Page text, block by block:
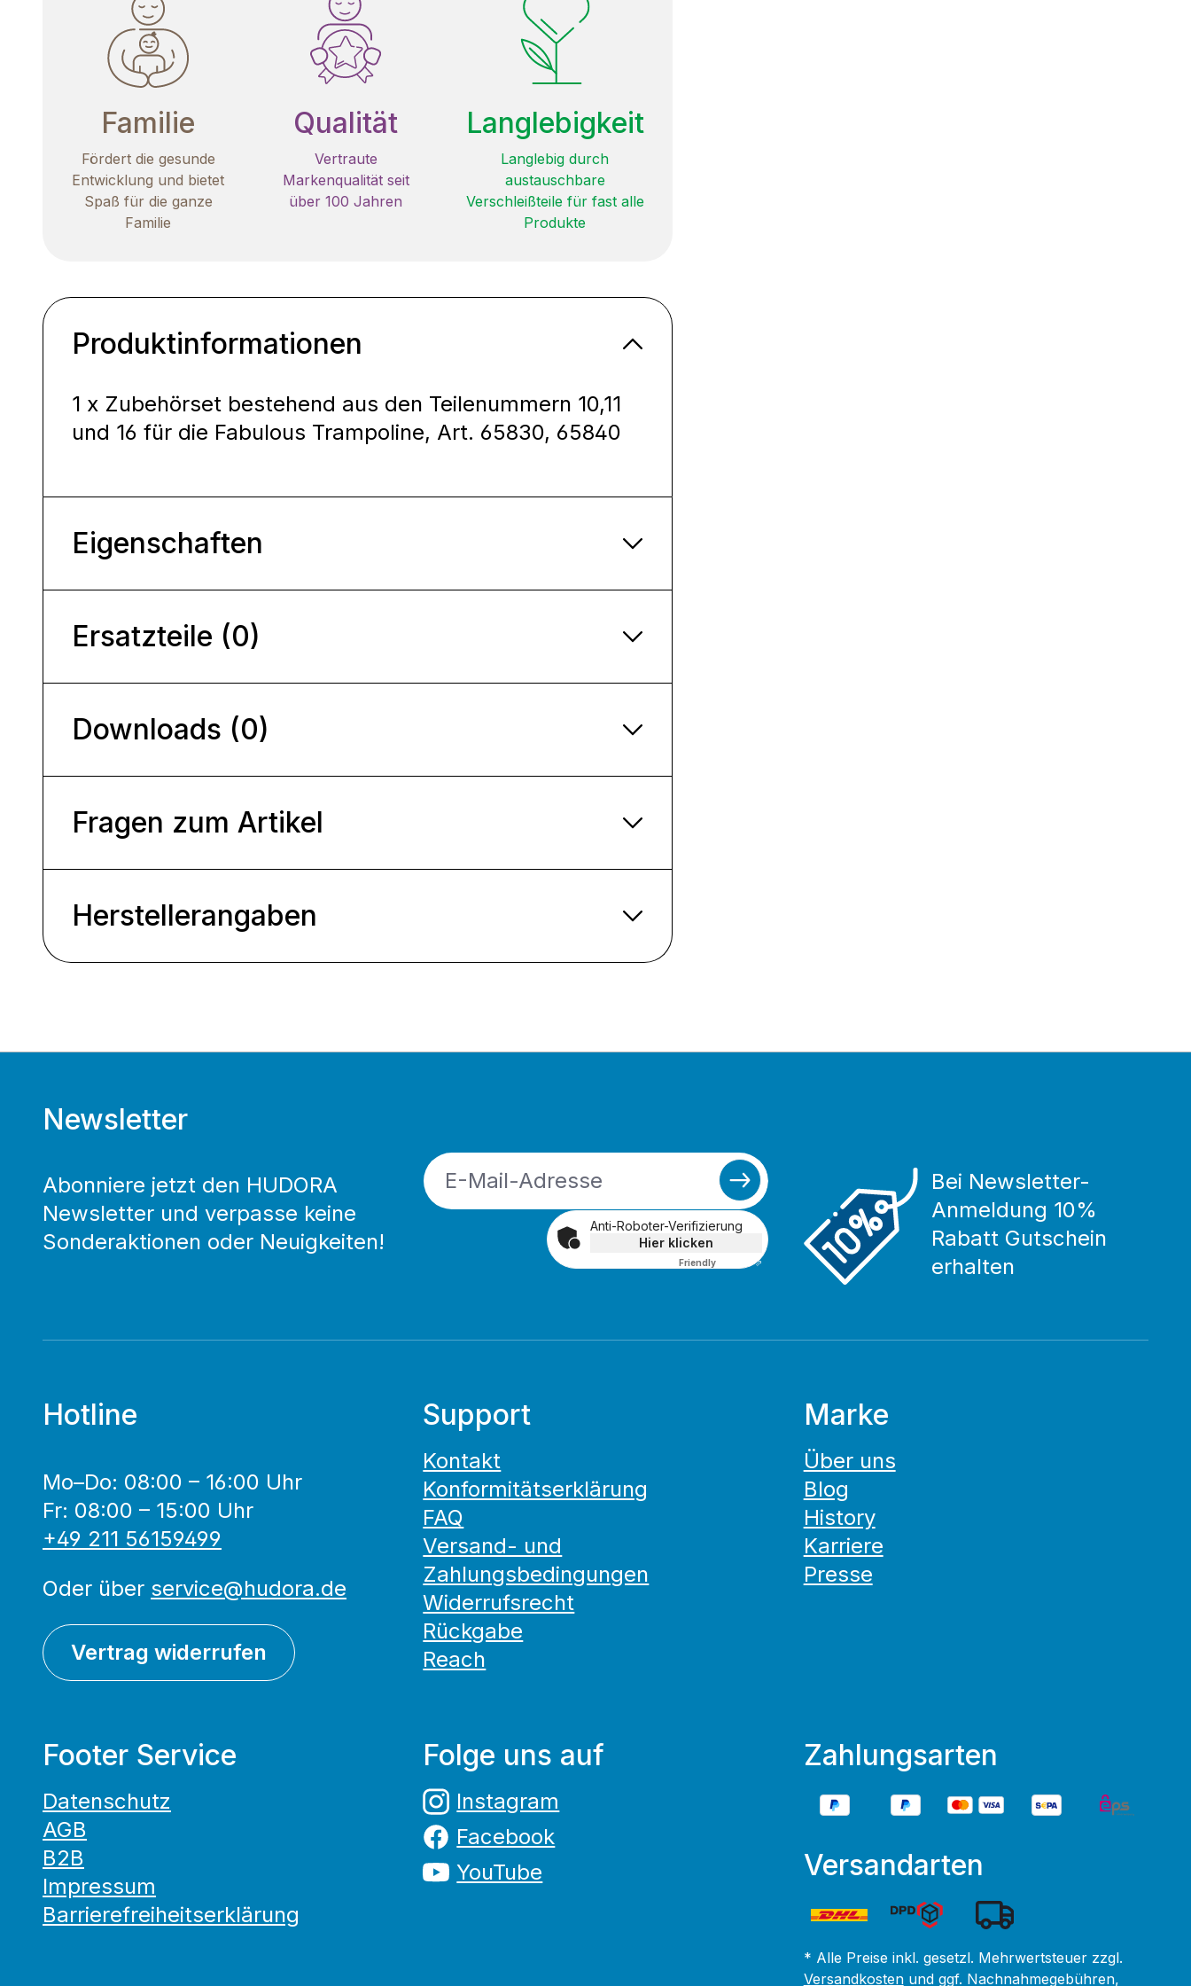
Familie
Fördert die gesunde
Entwicklung und bietet
Spaß für die ganze
Familie
Qualität
Vertraute
Markenqualität seit
über 100 Jahren
Langlebigkeit
Langlebig durch
austauschbare
Verschleißteile für fast alle
Produkte
Produktinformationen
1 x Zubehörset bestehend aus den Teilenummern 10,11
und 16 für die Fabulous Trampoline, Art. 65830, 65840
Eigenschaften
Ersatzteile (0)
Downloads (0)
Fragen zum Artikel
Herstellerangaben
Newsletter
Abonniere jetzt den HUDORA
Newsletter und verpasse keine
Sonderaktionen oder Neuigkeiten!
Anti-Roboter-Verifizierung
Hier klicken
FriendlyCaptcha ⇗
Bei Newsletter-
Anmeldung 10%
Rabatt Gutschein
erhalten
Hotline
Mo–Do: 08:00 – 16:00 Uhr
Fr: 08:00 – 15:00 Uhr
+49 211 56159499
Oder über service@hudora.de
Vertrag widerrufen
Support
Kontakt
Konformitätserklärung
FAQ
Versand- und
Zahlungsbedingungen
Widerrufsrecht
Rückgabe
Reach
Marke
Über uns
Blog
History
Karriere
Presse
Footer Service
Datenschutz
AGB
B2B
Impressum
Barrierefreiheitserklärung
Folge uns auf
Instagram
Facebook
YouTube
Zahlungsarten
Versandarten
* Alle Preise inkl. gesetzl. Mehrwertsteuer zzgl.
Versandkostenund ggf. Nachnahmegebühren,